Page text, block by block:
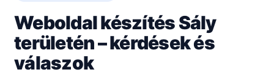
Weboldal készítés Sály
területén – kérdések és
válaszok